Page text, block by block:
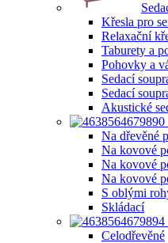
Křesla pro
Relaxační
Taburety a
Pohovky a
Sedací
Sedací
Akustické
Na dřevěné
Na kovové
Na kovové
Na kovové
S oblými
Skládací
Celodřevěné